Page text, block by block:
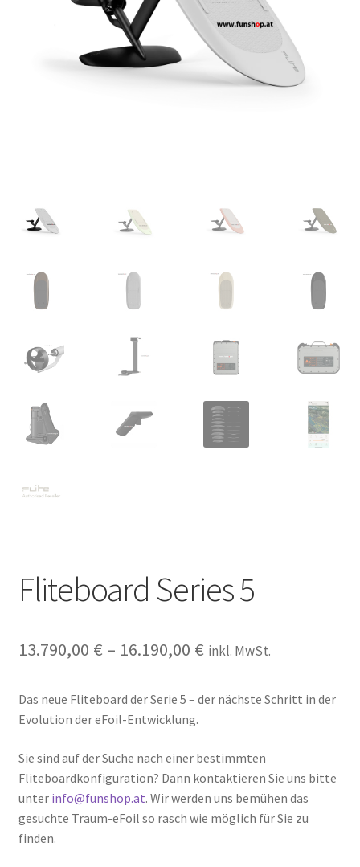
Fliteboard Series 5
13.790,00 € – 16.190,00 € inkl. MwSt.
Das neue Fliteboard der Serie 5 – der nächste Schritt in der
Evolution der eFoil-Entwicklung.
Sie sind auf der Suche nach einer bestimmten
Fliteboardkonfiguration? Dann kontaktieren Sie uns bitte
unter info@funshop.at. Wir werden uns bemühen das
gesuchte Traum-eFoil so rasch wie möglich für Sie zu
finden.